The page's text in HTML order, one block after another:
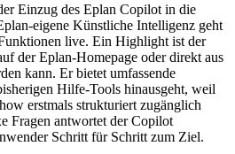
Einzug des Eplan Copilot in die
eigene Künstliche Intelligenz geht
live. Ein Highlight ist der
der Eplan-Homepage oder direkt aus
kann. Er bietet umfassende
Hilfe-Tools hinausgeht, weil
erstmals strukturiert zugänglich
Fragen antwortet der Copilot
Schritt für Schritt zum Ziel.